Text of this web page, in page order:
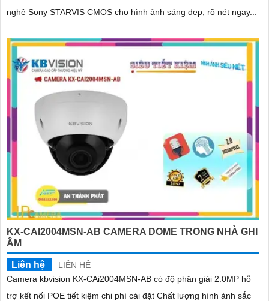
nghệ Sony STARVIS CMOS cho hình ảnh sáng đẹp, rõ nét ngay...
KX-CAI2004MSN-AB CAMERA DOME TRONG NHÀ GHI
ÂM
Liên hệ
LIÊN HỆ
Camera kbvision KX-CAi2004MSN-AB có độ phân giải 2.0MP hỗ
trợ kết nối POE tiết kiệm chi phí cài đặt Chất lượng hình ảnh sắc